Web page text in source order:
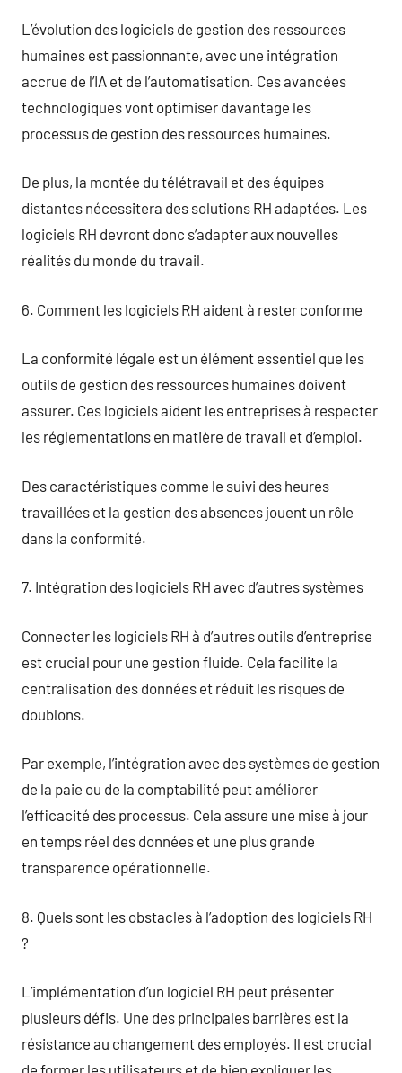
L’évolution des logiciels de gestion des ressources
humaines est passionnante, avec une intégration
accrue de l’IA et de l’automatisation. Ces avancées
technologiques vont optimiser davantage les
processus de gestion des ressources humaines.
De plus, la montée du télétravail et des équipes
distantes nécessitera des solutions RH adaptées. Les
logiciels RH devront donc s’adapter aux nouvelles
réalités du monde du travail.
6. Comment les logiciels RH aident à rester conforme
La conformité légale est un élément essentiel que les
outils de gestion des ressources humaines doivent
assurer. Ces logiciels aident les entreprises à respecter
les réglementations en matière de travail et d’emploi.
Des caractéristiques comme le suivi des heures
travaillées et la gestion des absences jouent un rôle
dans la conformité.
7. Intégration des logiciels RH avec d’autres systèmes
Connecter les logiciels RH à d’autres outils d’entreprise
est crucial pour une gestion fluide. Cela facilite la
centralisation des données et réduit les risques de
doublons.
Par exemple, l’intégration avec des systèmes de gestion
de la paie ou de la comptabilité peut améliorer
l’efficacité des processus. Cela assure une mise à jour
en temps réel des données et une plus grande
transparence opérationnelle.
8. Quels sont les obstacles à l’adoption des logiciels RH
?
L’implémentation d’un logiciel RH peut présenter
plusieurs défis. Une des principales barrières est la
résistance au changement des employés. Il est crucial
de former les utilisateurs et de bien expliquer les